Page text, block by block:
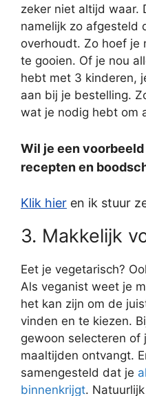
zeker niet altijd waar.
namelijk zo afgesteld
overhoudt. Zo hoef je
te gooien. Of je nou
hebt met 3 kinderen,
aan bij je bestelling.
wat je nodig hebt om
Wil je een
recepten en
Klik hier en ik stuur
3. Makkelijk
Eet je vegetarisch?
Als veganist weet je
het kan zijn om de
vinden en te kiezen.
gewoon selecteren of
maaltijden ontvangt.
samengesteld dat je
binnenkrijgt.